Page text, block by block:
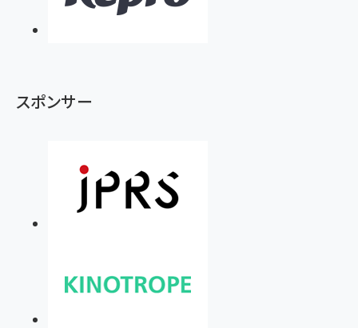
スポンサー